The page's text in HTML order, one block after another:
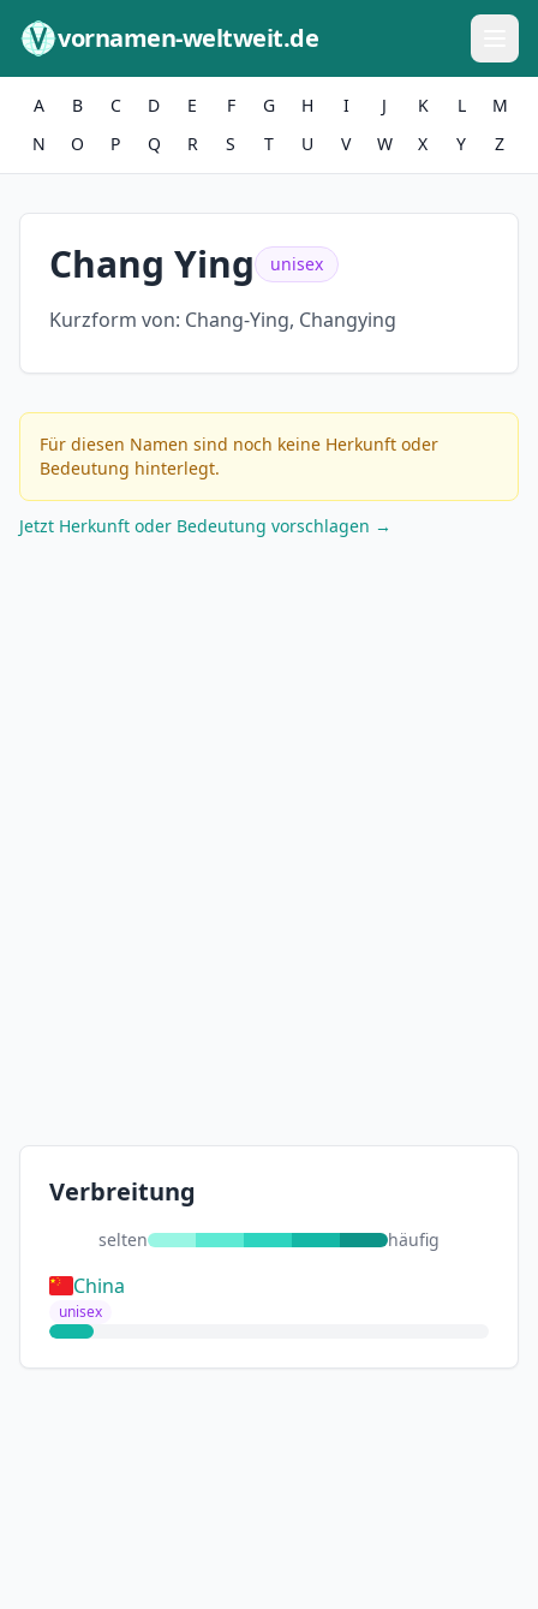
vornamen-weltweit.de
A B C D E F G H I J K L
M
N
O P Q R S T U V W X Y Z
Chang Ying unisex
Kurzform von: Chang-Ying, Changying
Für diesen Namen sind noch keine Herkunft oder
Bedeutung hinterlegt.
Jetzt Herkunft oder Bedeutung vorschlagen →
Verbreitung
selten häufig
China
unisex